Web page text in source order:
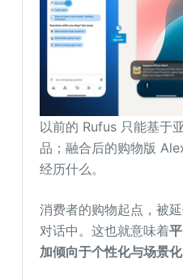
以前的 Rufus 只能基于
品；融合后的购物版
经历什么。
消费者的购物起点，被
对话中。这也就意味着
加倾向于个性化与场景化